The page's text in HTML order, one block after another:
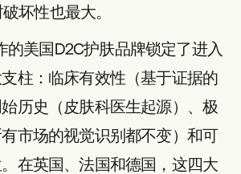
坏性也最大。
的美国D2C护肤品牌锁定了进入
柱：临床有效性（基于证据的
历史（皮肤科医生起源）、极
市场的视觉识别都不变）和可
在英国、法国和德国，这四大